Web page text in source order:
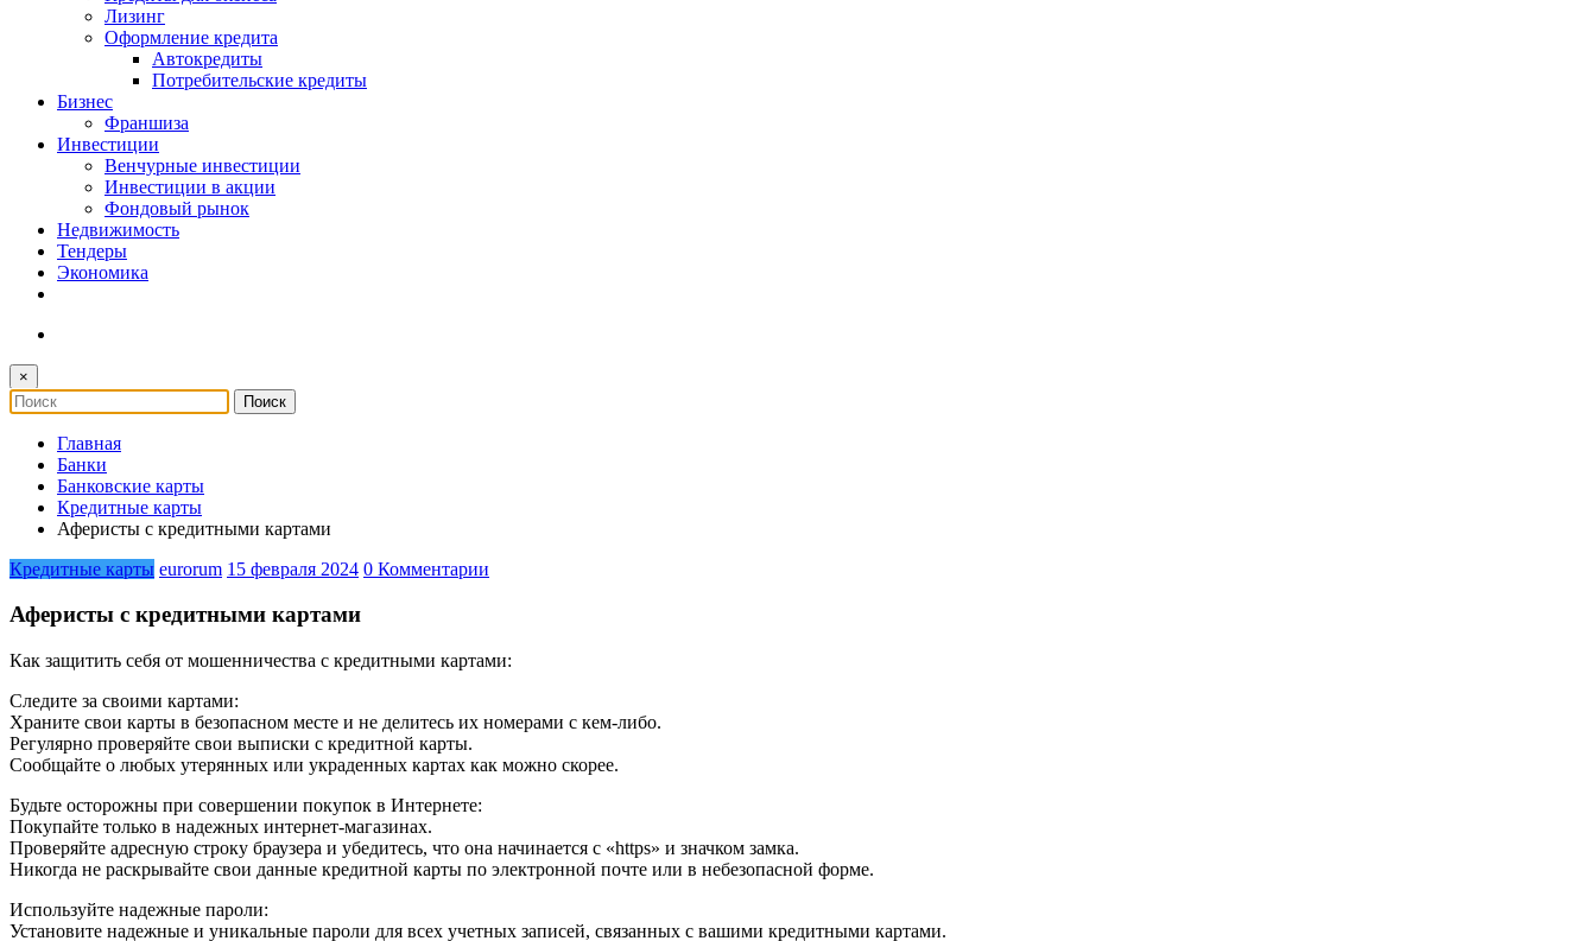
Лизинг
Оформление кредита
Автокредиты
Потребительские кредиты
Бизнес
Франшиза
Инвестиции
Венчурные инвестиции
Инвестиции в акции
Фондовый рынок
Недвижимость
Тендеры
Экономика
×
Главная
Банки
Банковские карты
Кредитные карты
Аферисты с кредитными картами
Кредитные карты eurorum 15 февраля 2024 0 Комментарии
Аферисты с кредитными картами
Как защитить себя от мошенничества с кредитными картами:
Следите за своими картами:
Храните свои карты в безопасном месте и не делитесь их номерами с кем-либо.
Регулярно проверяйте свои выписки с кредитной карты.
Сообщайте о любых утерянных или украденных картах как можно скорее.
Будьте осторожны при совершении покупок в Интернете:
Покупайте только в надежных интернет-магазинах.
Проверяйте адресную строку браузера и убедитесь, что она начинается с «https» и значком замка.
Никогда не раскрывайте свои данные кредитной карты по электронной почте или в небезопасной форме.
Используйте надежные пароли:
Установите надежные и уникальные пароли для всех учетных записей, связанных с вашими кредитными картами.